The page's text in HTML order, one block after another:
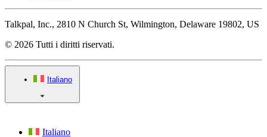
Talkpal, Inc., 2810 N Church St, Wilmington, Delaware 19802, US
© 2026 Tutti i diritti riservati.
Italiano
Italiano